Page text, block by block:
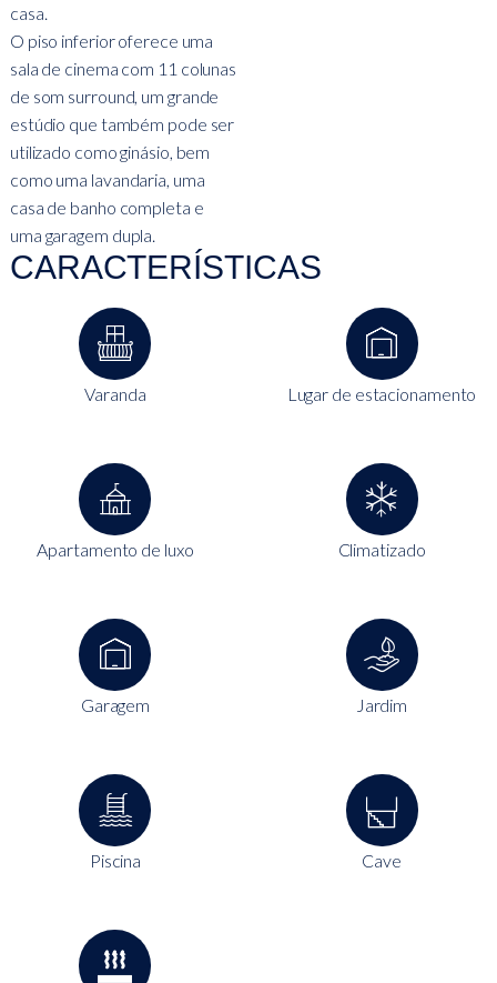
casa.
O piso inferior oferece uma
sala de cinema com 11 colunas
de som surround, um grande
estúdio que também pode ser
utilizado como ginásio, bem
como uma lavandaria, uma
casa de banho completa e
uma garagem dupla.
CARACTERÍSTICAS
Varanda Lugar de estacionamento
Apartamento de luxo Climatizado
Garagem Jardim
Piscina Cave